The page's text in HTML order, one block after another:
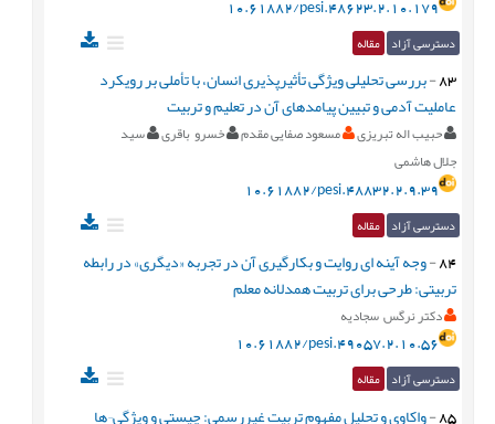
10.61882/pesi.48623.2.10.179
دسترسی آزاد مقاله
83
-بررسی تحلیلی ویژگی تأثیرپذیری انسان، با تأملی بر رویكرد
عاملیت آدمی و تبیین پیامدهای آن در تعلیم و تربیت
حبیب اله تبریزی مسعود صفایی مقدم خسرو باقری سید
جلال هاشمی
10.61882/pesi.48832.2.9.39
دسترسی آزاد مقاله
84
-وجه آینه ای روایت و بکارگیری آن در تجربه «دیگری» در رابطه
تربیتی: طرحی برای تربیت همدلانه معلم
دکتر نرگس سجادیه
10.61882/pesi.49057.2.10.56
دسترسی آزاد مقاله
85
-واکاوی و تحلیل مفهوم تربیت غیررسمی: چیستی و ویژگی¬ها